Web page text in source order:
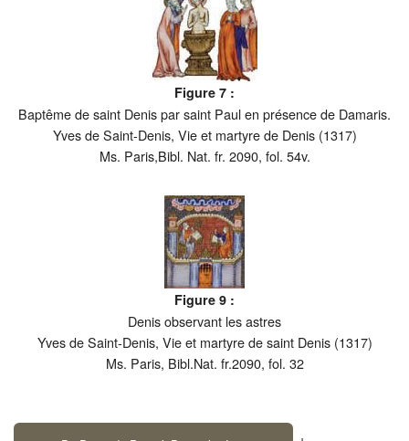
Figure 7 :
Baptême de saint Denis par saint Paul en présence de Damaris.
Yves de Saint-Denis, Vie et martyre de Denis (1317)
Ms. Paris,Bibl. Nat. fr. 2090, fol. 54v.
Figure 9 :
Denis observant les astres
Yves de Saint-Denis, Vie et martyre de saint Denis (1317)
Ms. Paris, Bibl.Nat. fr.2090, fol. 32